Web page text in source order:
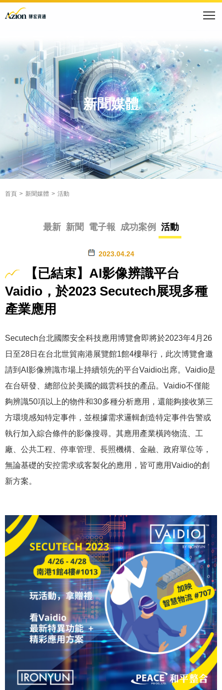
新聞媒體
首頁 新聞媒體 活動
最新 新聞 電子報 成功案例 活動
2023.04.24
【已結束】AI影像辨識平台
Vaidio，於2023 Secutech展現多種
產業應用
Secutech台北國際安全科技應用博覽會即將於2023年4月26
日至28日在台北世貿南港展覽館1館4樓舉行，此次博覽會邀
請到AI影像辨識市場上持續領先的平台Vaidio出席。Vaidio是
在台研發、總部位於美國的鐵雲科技的產品。Vaidio不僅能
夠辨識50項以上的物件和30多種分析應用，還能夠接收第三
方環境感知特定事件，並根據需求邏輯創造特定事件告警或
執行加入綜合條件的影像搜尋。其應用產業橫跨物流、工
廠、公共工程、停車管理、長照機構、金融、政府單位等，
無論基礎的安控需求或客製化的應用，皆可應用Vaidio的創
新方案。